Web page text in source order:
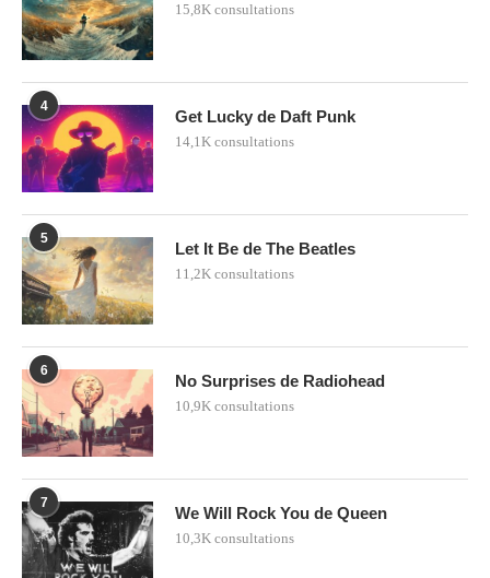
15,8K consultations
4
Get Lucky de Daft Punk
14,1K consultations
5
Let It Be de The Beatles
11,2K consultations
6
No Surprises de Radiohead
10,9K consultations
7
We Will Rock You de Queen
10,3K consultations